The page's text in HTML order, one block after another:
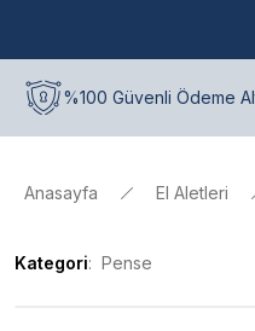
%100 Güvenli Ödeme Alt
Anasayfa El Aletleri
Kategori Pense